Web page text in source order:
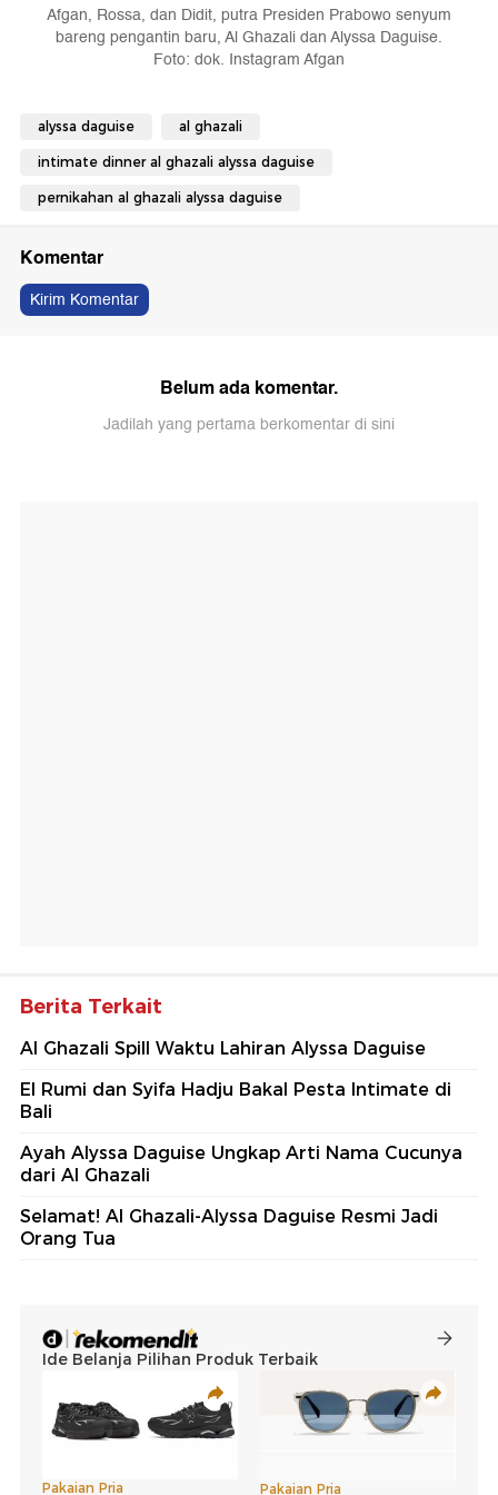
Afgan, Rossa, dan Didit, putra Presiden Prabowo senyum
bareng pengantin baru, Al Ghazali dan Alyssa Daguise.
Foto: dok. Instagram Afgan
alyssa daguise al ghazali
intimate dinner al ghazali alyssa daguise
pernikahan al ghazali alyssa daguise
Komentar
Kirim Komentar
Belum ada komentar.
Jadilah yang pertama berkomentar di sini
Berita Terkait
Al Ghazali Spill Waktu Lahiran Alyssa Daguise
El Rumi dan Syifa Hadju Bakal Pesta Intimate di
Bali
Ayah Alyssa Daguise Ungkap Arti Nama Cucunya
dari Al Ghazali
Selamat! Al Ghazali-Alyssa Daguise Resmi Jadi
Orang Tua